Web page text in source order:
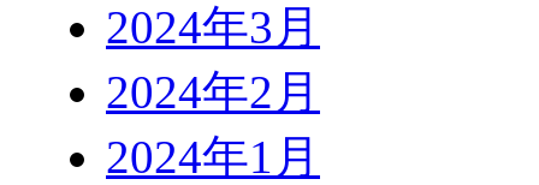
2024年3月
2024年2月
2024年1月